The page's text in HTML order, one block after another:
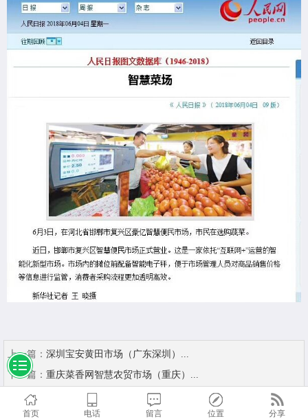
上一篇： 深圳宝安黄田市场（广东深圳）...
下一篇： 重庆菜香网智慧农贸市场（重庆）...
首页 电话 留言 位置 分享